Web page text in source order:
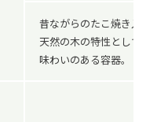
昔ながらのたこ焼き入れ
天然の木の特性として適
味わいのある容器。